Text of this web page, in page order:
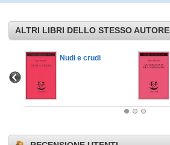
ALTRI LIBRI DELLO STESSO AUTORE
Nudi e crudi